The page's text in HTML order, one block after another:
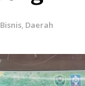
Bisnis, Daerah